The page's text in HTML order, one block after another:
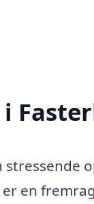
er en